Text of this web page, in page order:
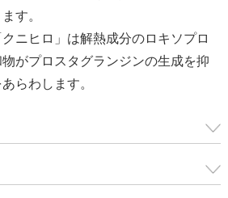
す。
ニヒロ」は解熱成分のロキソプロ
がプロスタグランジンの生成を抑
らわします。